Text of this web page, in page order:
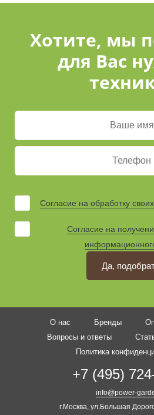
Хотите, мы
для Вас
Согласие на обработку
Согласие на
Да,
О нас Бренды
Вопросы и ответы
Политика
+7 (495)
info@power-
г.Москва, ул.Большая